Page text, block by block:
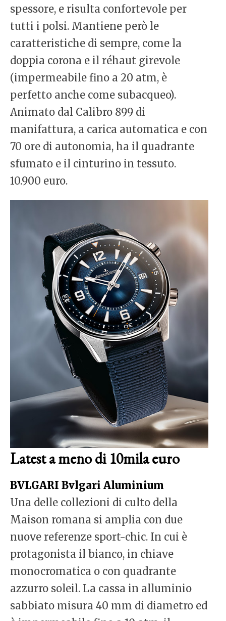
spessore, e risulta confortevole per
tutti i polsi. Mantiene però le
caratteristiche di sempre, come la
doppia corona e il réhaut girevole
(impermeabile fino a 20 atm, è
perfetto anche come subacqueo).
Animato dal Calibro 899 di
manifattura, a carica automatica e con
70 ore di autonomia, ha il quadrante
sfumato e il cinturino in tessuto.
10.900 euro.
Latest a meno di 10mila euro
BVLGARI Bvlgari Aluminium
Una delle collezioni di culto della
Maison romana si amplia con due
nuove referenze sport-chic. In cui è
protagonista il bianco, in chiave
monocromatica o con quadrante
azzurro soleil. La cassa in alluminio
sabbiato misura 40 mm di diametro ed